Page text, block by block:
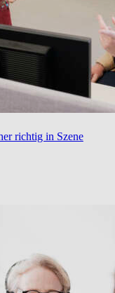
richtig in Szene